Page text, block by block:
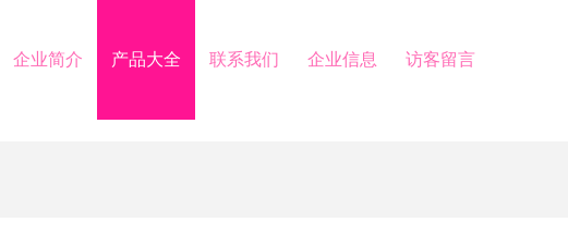
企业简介 产品大全 联系我们 企业信息 访客留言